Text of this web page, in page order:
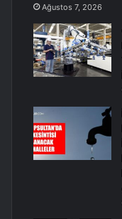
Ağustos 7, 2026